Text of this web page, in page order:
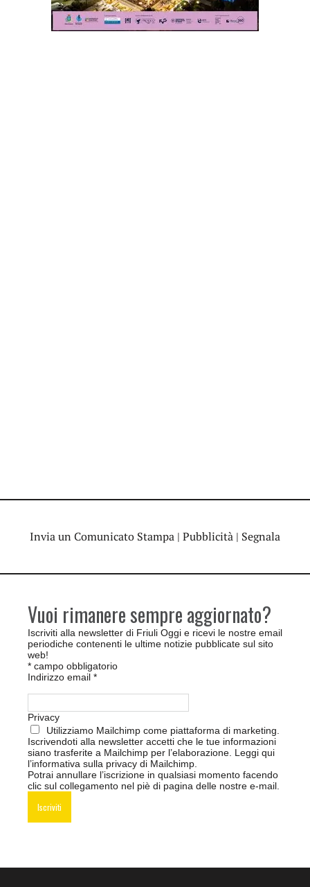
Invia un Comunicato Stampa | Pubblicità | Segnala
Vuoi rimanere sempre aggiornato?
Iscriviti alla newsletter di Friuli Oggi e ricevi le nostre email
periodiche contenenti le ultime notizie pubblicate sul sito
web!
* campo obbligatorio
Indirizzo email *
Privacy
Utilizziamo Mailchimp come piattaforma di marketing.
Iscrivendoti alla newsletter accetti che le tue informazioni
siano trasferite a Mailchimp per l’elaborazione. Leggi qui
l’informativa sulla privacy di Mailchimp
Potrai annullare l’iscrizione in qualsiasi momento facendo
clic sul collegamento nel piè di pagina delle nostre e-mail.